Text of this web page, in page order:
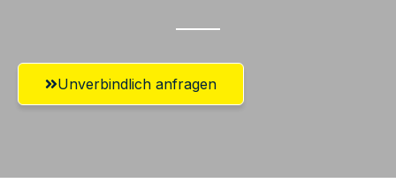
Unverbindlich anfragen